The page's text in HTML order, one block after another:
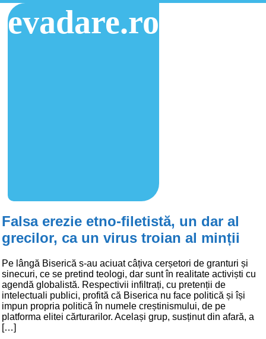
evadare.ro
Falsa erezie etno-filetistă, un dar al
grecilor, ca un virus troian al minții
Pe lângă Biserică s-au aciuat câțiva cerșetori de granturi și
sinecuri, ce se pretind teologi, dar sunt în realitate activiști cu
agendă globalistă. Respectivii infiltrați, cu pretenții de
intelectuali publici, profită că Biserica nu face politică și își
impun propria politică în numele creștinismului, de pe
platforma elitei cărturarilor. Același grup, susținut din afară, a
[…]